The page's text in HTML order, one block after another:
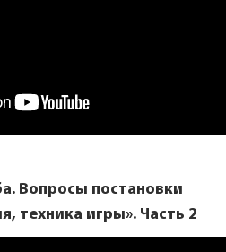
Вопросы постановки
техника игры». Часть 2